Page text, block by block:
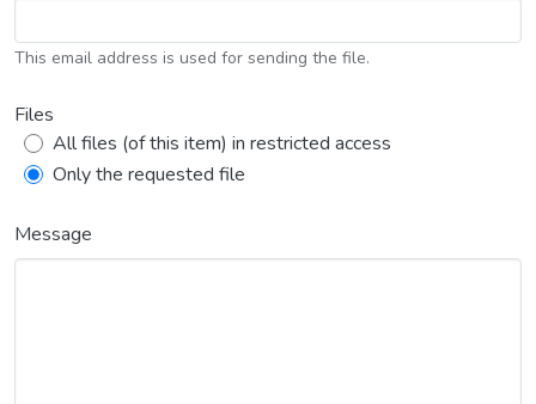
This email address is used for sending the file.
Files
All files (of this item) in restricted access
Only the requested file
Message